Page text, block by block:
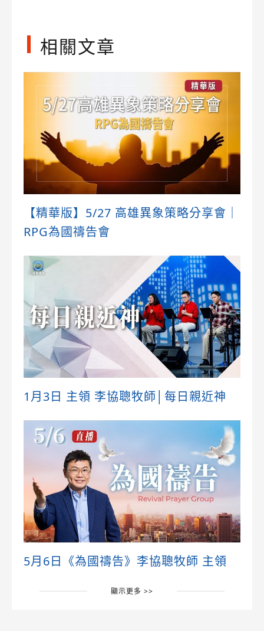
相關文章
【精華版】5/27 高雄異象策略分享會｜
RPG為國禱告會
1月3日 主領 李協聰牧師│每日親近神
5月6日《為國禱告》李協聰牧師 主領
顯示更多 >>